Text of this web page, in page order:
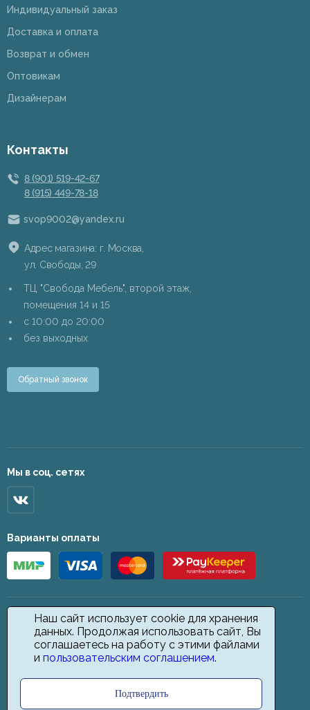
Наш сайт использует cookie для хранения
данных. Продолжая использовать сайт, Вы
соглашаетесь на работу с этими файлами
и пользовательским соглашением.
Подтвердить
Индивидуальный заказ
Доставка и оплата
Возврат и обмен
Оптовикам
Дизайнерам
Контакты
8 (901) 519-42-67
8 (915) 449-78-18
svop9002@yandex.ru
Адрес магазина: г. Москва,
ул. Свободы, 29
ТЦ "Свобода Мебель", второй этаж,
помещения 14 и 15
c 10:00 до 20:00
без выходных
Обратный звонок
Мы в соц. сетях
Варианты оплаты
2026 © Star Carpet. ИП Кодиров Д. О., ИНН 361605146148. Все права